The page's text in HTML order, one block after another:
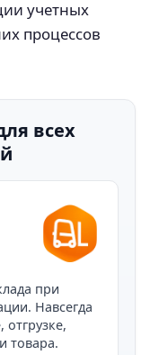
учетных
процессов
всех
при
Навсегда
товара.